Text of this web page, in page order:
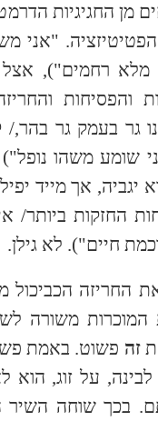
מן החגיגיות
"אני
רחמים"), אצל
והפסיחות
גר בעמק גר
שומע משהו
יגביה, אך מייד
החזקות ביותר/
חיים"). לא גילן.
החריזה הכביכול
המוכרות משורה
זה פשוט. באמת
על זוג,
בכך שוחה